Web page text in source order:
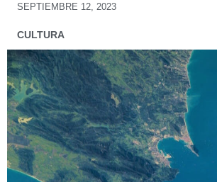
SEPTIEMBRE 12, 2023
CULTURA